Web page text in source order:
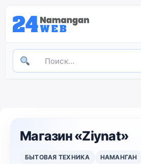
Магазин «Ziynat»
БЫТОВАЯ ТЕХНИКА НАМАНГАН